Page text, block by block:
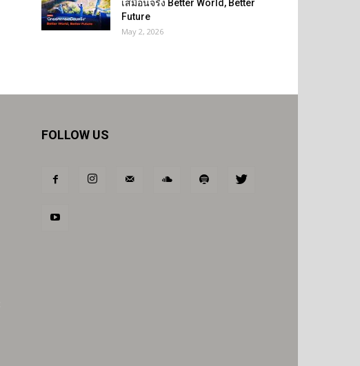
เสมือนจริง Better World, Better
Future
May 2, 2026
FOLLOW US